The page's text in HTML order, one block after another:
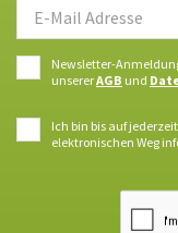
Newsletter-
unsererAGB und
Ich bin bis auf
elektronischen Weg